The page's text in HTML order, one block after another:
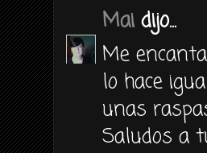
Mai dijo...
Me
lo hace
unas
Saludos a